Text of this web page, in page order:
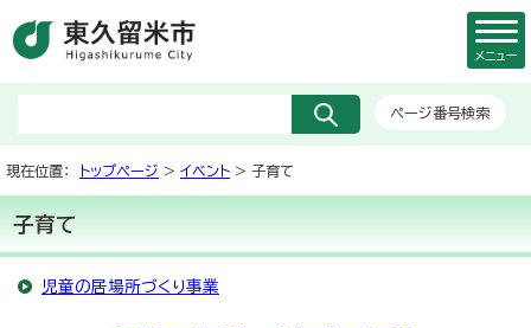
ページ番号検索
メニュー
現在位置： トップページ > イベント > 子育て
子育て
児童の居場所づくり事業